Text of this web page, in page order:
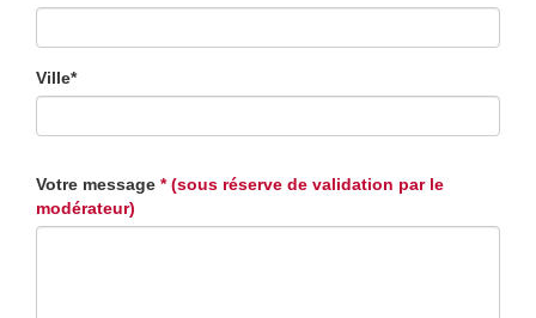
Ville*
Votre message * (sous réserve de validation par le
modérateur)